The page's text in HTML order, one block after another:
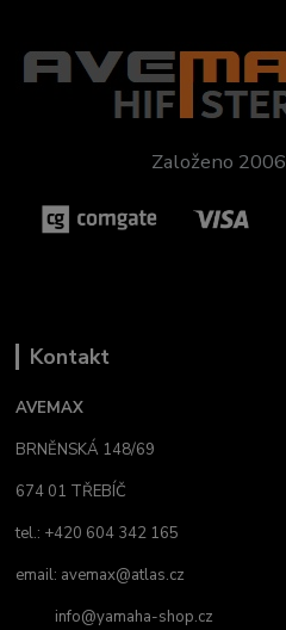
Založeno 2006
Kontakt
AVEMAX
BRNĚNSKÁ 148/69
674 01 TŘEBÍČ
tel.: +420 604 342 165
email: avemax@atlas.cz
info@yamaha-shop.cz